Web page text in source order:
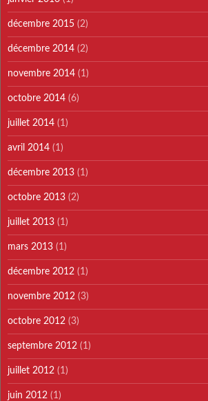
décembre 2015 (2)
décembre 2014 (2)
novembre 2014 (1)
octobre 2014 (6)
juillet 2014 (1)
avril 2014 (1)
décembre 2013 (1)
octobre 2013 (2)
juillet 2013 (1)
mars 2013 (1)
décembre 2012 (1)
novembre 2012 (3)
octobre 2012 (3)
septembre 2012 (1)
juillet 2012 (1)
juin 2012 (1)